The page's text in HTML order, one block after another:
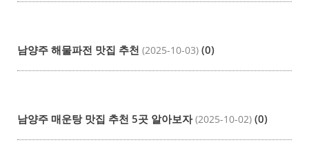
남양주 해물파전 맛집 추천 (2025-10-03) (0)
남양주 매운탕 맛집 추천 5곳 알아보자 (2025-10-02) (0)